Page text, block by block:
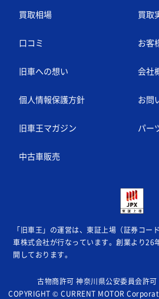
買取相場 買取
口コミ お客
旧車への想い 会社
個人情報保護方針 お問
旧車王マガジン パー
中古車販売
「旧車王」の運営は、東証上場（証券コー
車株式会社が行なっています。創業より26
開しております。
古物商許可 神奈川県公安委員会許
COPYRIGHT © CURRENT MOTOR